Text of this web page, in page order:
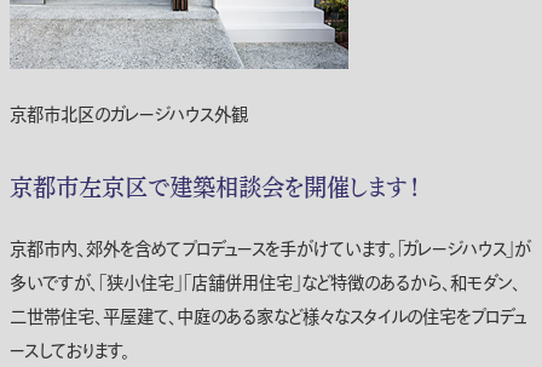
京都市北区のガレージハウス外観
京都市左京区で建築相談会を開催します！
京都市内、郊外を含めてプロデュースを手がけています。「ガレージハウス」が
多いですが、「狭小住宅」「店舗併用住宅」など特徴のあるから、和モダン、
二世帯住宅、平屋建て、中庭のある家など様々なスタイルの住宅をプロデュ
ースしております。